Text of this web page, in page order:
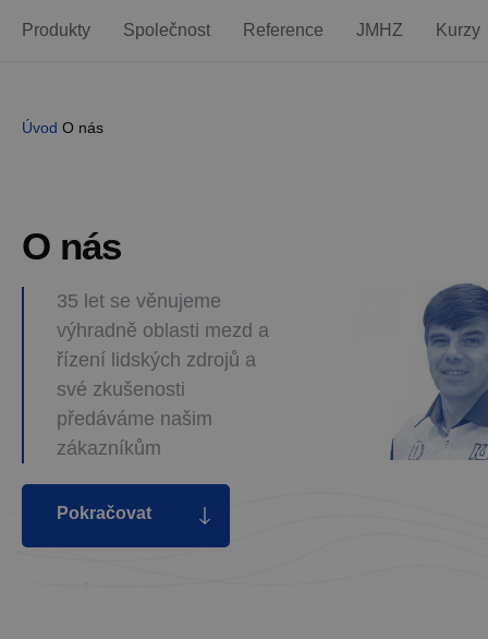
Produkty Společnost Reference JMHZ Kurzy
Úvod O nás
O nás
35 let se věnujeme
výhradně oblasti mezd a
řízení lidských zdrojů a
své zkušenosti
předáváme našim
zákazníkům
Pokračovat